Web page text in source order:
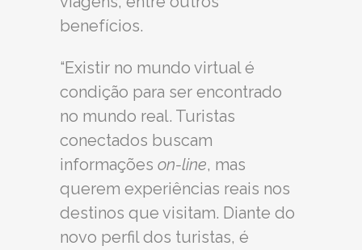
benefícios.
“Existir no mundo virtual é
condição para ser encontrado
no mundo real. Turistas
conectados buscam
informações on-line, mas
querem experiências reais nos
destinos que visitam. Diante do
novo perfil dos turistas, é